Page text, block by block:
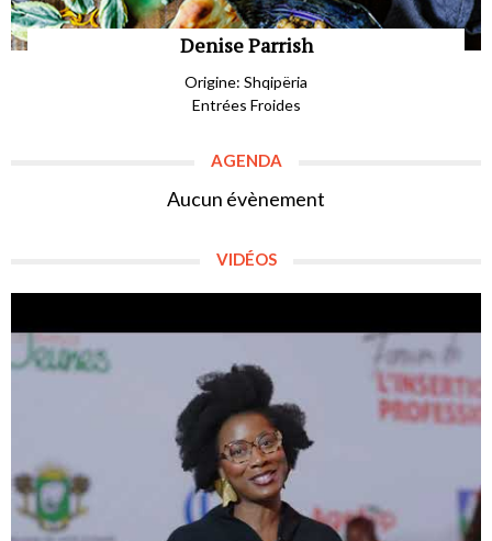
Denise Parrish
Origine: Shqipëria
Entrées Froides
AGENDA
Aucun évènement
VIDÉOS